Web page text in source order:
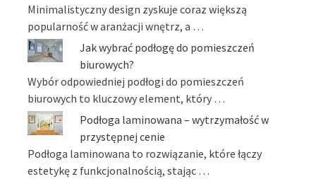
Minimalistyczny design zyskuje coraz większą
popularność w aranżacji wnętrz, a …
Jak wybrać podłogę do pomieszczeń
biurowych?
Wybór odpowiedniej podłogi do pomieszczeń
biurowych to kluczowy element, który …
Podłoga laminowana – wytrzymałość w
przystępnej cenie
Podłoga laminowana to rozwiązanie, które łączy
estetykę z funkcjonalnością, stając …